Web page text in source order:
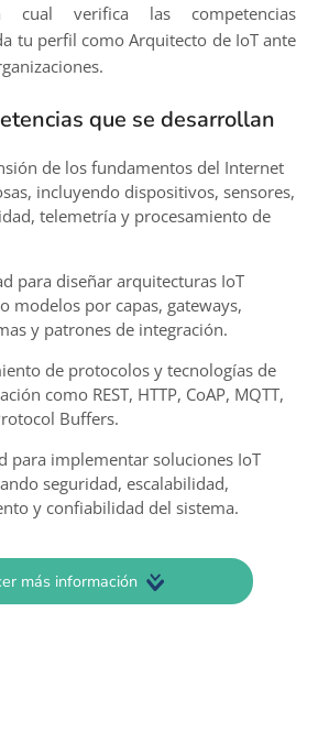
cual verifica las competencias
tu perfil como Arquitecto de IoT ante
que se desarrollan
de los fundamentos del Internet
incluyendo dispositivos, sensores,
telemetría y procesamiento de
para diseñar arquitecturas IoT
modelos por capas, gateways,
y patrones de integración.
de protocolos y tecnologías de
como REST, HTTP, CoAP, MQTT,
Buffers.
para implementar soluciones IoT
seguridad, escalabilidad,
y confiabilidad del sistema.
más información